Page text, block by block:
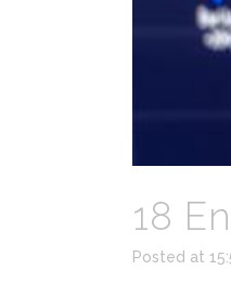
18
Posted at